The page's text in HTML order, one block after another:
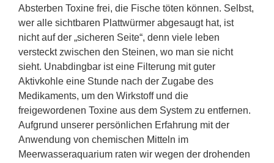
Absterben Toxine frei, die Fische töten können. Selbst,
wer alle sichtbaren Plattwürmer abgesaugt hat, ist
nicht auf der „sicheren Seite“, denn viele leben
versteckt zwischen den Steinen, wo man sie nicht
sieht. Unabdingbar ist eine Filterung mit guter
Aktivkohle eine Stunde nach der Zugabe des
Medikaments, um den Wirkstoff und die
freigewordenen Toxine aus dem System zu entfernen.
Aufgrund unserer persönlichen Erfahrung mit der
Anwendung von chemischen Mitteln im
Meerwasseraquarium raten wir wegen der drohenden